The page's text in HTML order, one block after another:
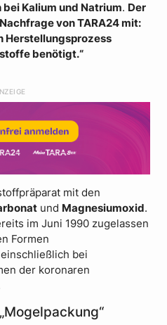
Kalium und Natrium. Der
von TARA24 mit:
Herstellungsprozess
benötigt.“
mit den
und Magnesiumoxid.
im Juni 1990 zugelassen
Formen
einschließlich bei
der koronaren